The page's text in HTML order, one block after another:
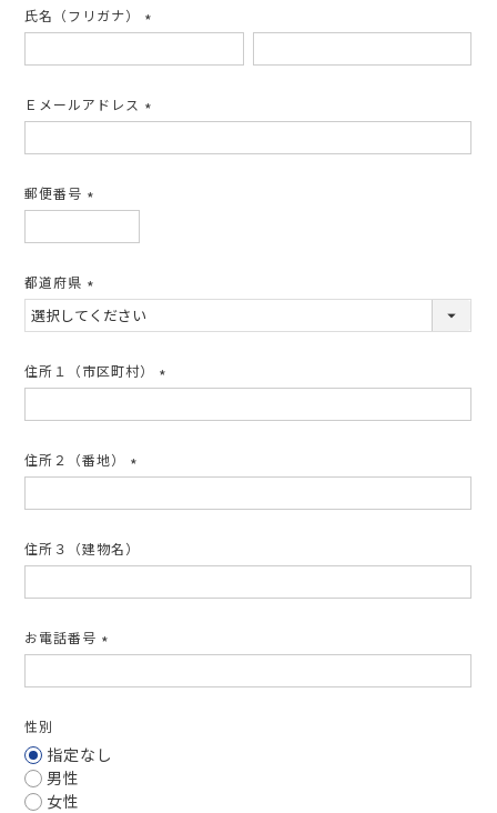
氏名（フリガナ）
須)
Ｅメールアドレス
須)
郵便番号
須)
都道府県
(必
須)
住所１（市区町村）
須)
住所２（番地）
須)
住所３（建物名）
お電話番号
須)
性別
指定なし
男性
女性